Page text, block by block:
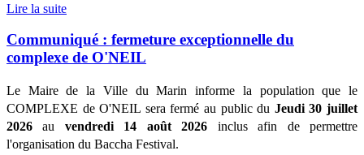
Lire la suite
Communiqué : fermeture exceptionnelle du
complexe de O'NEIL
Le Maire de la Ville du Marin informe la population que le
COMPLEXE de O'NEIL sera fermé au public du Jeudi 30 juillet
2026 au vendredi 14 août 2026 inclus afin de permettre
l'organisation du Baccha Festival.